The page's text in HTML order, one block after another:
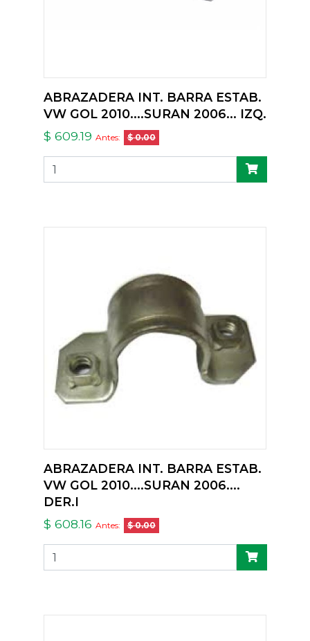
ABRAZADERA INT. BARRA ESTAB.
VW GOL 2010....SURAN 2006... IZQ.
$ 609.19 Antes: $ 0.00
ABRAZADERA INT. BARRA ESTAB.
VW GOL 2010....SURAN 2006....
DER.I
$ 608.16 Antes: $ 0.00